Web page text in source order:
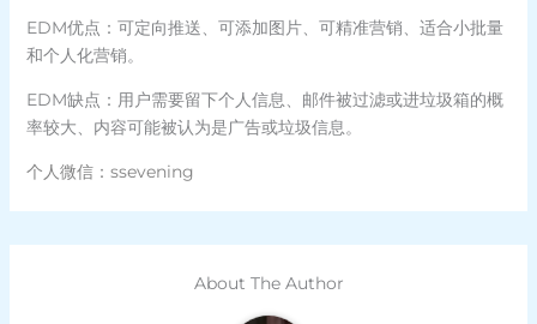
EDM优点：可定向推送、可添加图片、可精准营销、适合小批量
和个人化营销。
EDM缺点：用户需要留下个人信息、邮件被过滤或进垃圾箱的概
率较大、内容可能被认为是广告或垃圾信息。
个人微信：ssevening
About The Author